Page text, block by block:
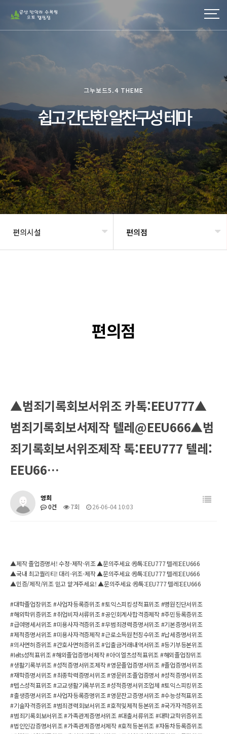
그누보드5.4 THEME
쉽고 간단한 알찬구성 테마
편의시설 편의점
편의점
▲범죄기록회보서위조 카톡:EEU777▲
범죄기록회보서제작 텔레@EEU666▲범
죄기록회보서위조제작 톡:EEU777 텔레:
EEU66…
영희
0건
7회 26-06-04 10:03
▲제작 졸업증명서! 수정-제작-위조 ▲문의주세요 ㉸톡:EEU777 텔레:EEU666
▲국내 최고퀄리티! 대리-위조-제작 ▲문의주세요 ㉸톡:EEU777 텔레:EEU666
▲민증/제작/위조 믿고 맡겨주세요! ▲문의주세요 ㉸톡:EEU777 텔레:EEU666
#대학졸업장위조 #사업자등록증위조 #토익스피킹성적표위조 #병원진단서위조
#해외학위증위조 #취업비자서류위조 #공인회계사합격증제작 #주민등록증위조
#급여명세서위조 #미용사자격증위조 #무범죄경력증명서위조 #기본증명서위조
#제적증명서위조 #미용사자격증제작 #근로소득원천징수위조 #납세증명서위조
#의사면허증위조 #간호사면허증위조 #입출금거래내역서위조 #등기부등본위조
#Ielts성적표위조 #해외졸업증명서제작 #아이엘츠성적표위조 #해외졸업장위조
#생활기록부위조 #성적증명서위조제작 #영문졸업증명서위조 #졸업증명서위조
#재학증명서위조 #최종학력증명서위조 #영문위조졸업증명서 #성적증명서위조
#텝스성적표위조 #고교생활기록부위조 #성적증명서위조업체 #토익스피킹위조
#출생증명서위조 #사업자등록증명위조 #영문잔고증명서위조 #수능성적표위조
#기술자격증위조 #범죄경력회보서위조 #호적및제적등본위조 #국가자격증위조
#범죄기록회보서위조 #가족관계증명서위조 #대출서류위조 #대학교학위증위조
#법인인감증명서위조 #가족관계증명서제작 #호적등본위조 #자동차등록증위조